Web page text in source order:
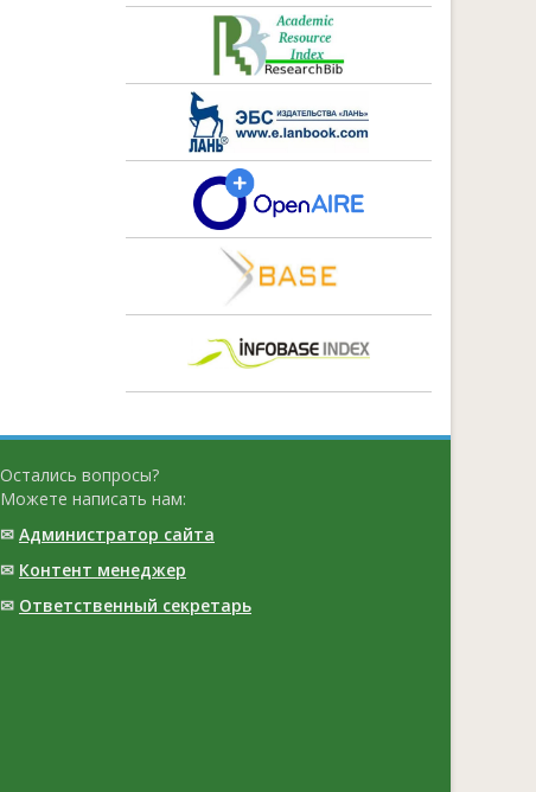
Остались вопросы?
Можете написать нам:
✉ Администратор сайта
✉ Контент менеджер
✉ Ответственный cекретарь